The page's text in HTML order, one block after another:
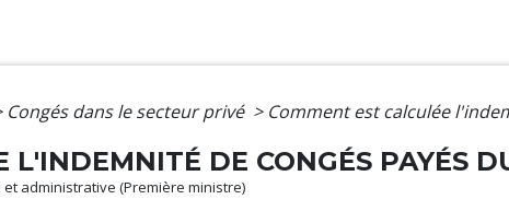
Congés dans le secteur privé > Comment est calculée
L'INDEMNITÉ DE CONGÉS PAYÉS
administrative (Première ministre)